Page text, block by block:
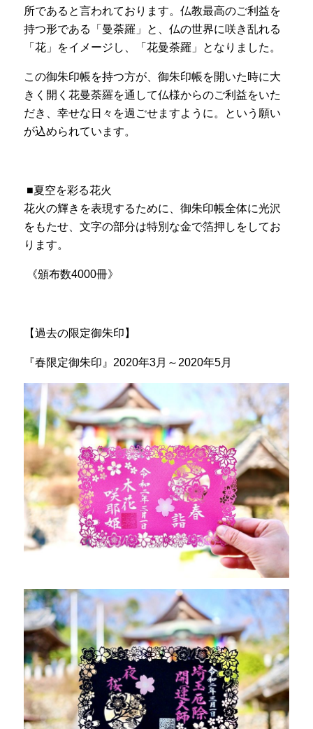
所であると言われております。仏教最高のご利益を
持つ形である「曼荼羅」と、仏の世界に咲き乱れる
「花」をイメージし、「花曼荼羅」となりました。
この御朱印帳を持つ方が、御朱印帳を開いた時に大
きく開く花曼荼羅を通して仏様からのご利益をいた
だき、幸せな日々を過ごせますように。という願い
が込められています。
■夏空を彩る花火
花火の輝きを表現するために、御朱印帳全体に光沢
をもたせ、文字の部分は特別な金で箔押しをしてお
ります。
《頒布数4000冊》ㅤㅤㅤㅤㅤㅤ
【過去の限定御朱印】
『春限定御朱印』2020年3月～2020年5月